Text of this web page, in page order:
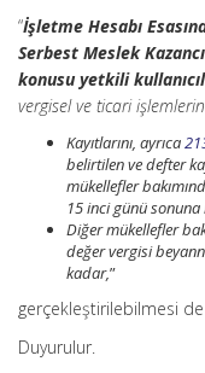
“İşletme Hesabı
Serbest Meslek
konusu yetkili
vergisel ve ticari
Kayıtlarını, ayrıca
belirtilen ve defter
mükellefler
15 inci günü sonuna
Diğer mükellefler
değer vergisi
kadar,”
gerçekleştirilebilmesi
Duyurulur.